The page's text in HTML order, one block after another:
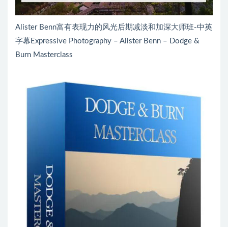
Alister Benn富有表现力的风光后期减淡和加深大师班-中英
字幕Expressive Photography – Alister Benn – Dodge &
Burn Masterclass